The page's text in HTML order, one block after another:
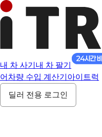
내 차 사기 내 차 팔기
어 차량 수입 계산기 아이트럭
딜러 전용 로그인